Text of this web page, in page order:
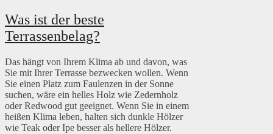
Was ist der beste
Terrassenbelag?
Das hängt von Ihrem Klima ab und davon, was
Sie mit Ihrer Terrasse bezwecken wollen. Wenn
Sie einen Platz zum Faulenzen in der Sonne
suchen, wäre ein helles Holz wie Zedernholz
oder Redwood gut geeignet. Wenn Sie in einem
heißen Klima leben, halten sich dunkle Hölzer
wie Teak oder Ipe besser als hellere Hölzer.